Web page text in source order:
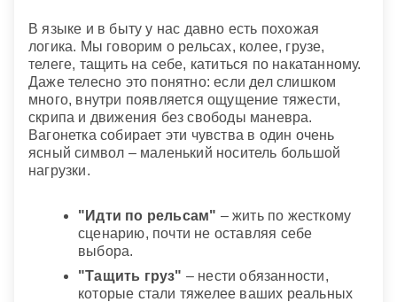
В языке и в быту у нас давно есть похожая
логика. Мы говорим о рельсах, колее, грузе,
телеге, тащить на себе, катиться по накатанному.
Даже телесно это понятно: если дел слишком
много, внутри появляется ощущение тяжести,
скрипа и движения без свободы маневра.
Вагонетка собирает эти чувства в один очень
ясный символ – маленький носитель большой
нагрузки.
"Идти по рельсам" – жить по жесткому
сценарию, почти не оставляя себе
выбора.
"Тащить груз" – нести обязанности,
которые стали тяжелее ваших реальных